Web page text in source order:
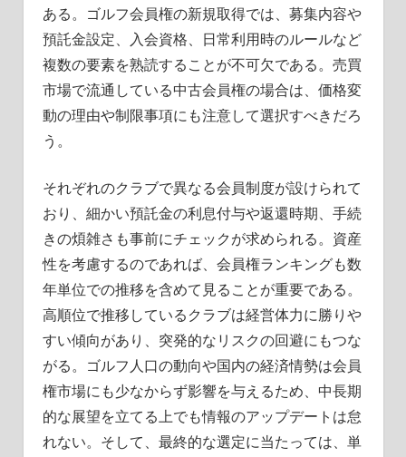
ある。ゴルフ会員権の新規取得では、募集内容や
預託金設定、入会資格、日常利用時のルールなど
複数の要素を熟読することが不可欠である。売買
市場で流通している中古会員権の場合は、価格変
動の理由や制限事項にも注意して選択すべきだろ
う。
それぞれのクラブで異なる会員制度が設けられて
おり、細かい預託金の利息付与や返還時期、手続
きの煩雑さも事前にチェックが求められる。資産
性を考慮するのであれば、会員権ランキングも数
年単位での推移を含めて見ることが重要である。
高順位で推移しているクラブは経営体力に勝りや
すい傾向があり、突発的なリスクの回避にもつな
がる。ゴルフ人口の動向や国内の経済情勢は会員
権市場にも少なからず影響を与えるため、中長期
的な展望を立てる上でも情報のアップデートは怠
れない。そして、最終的な選定に当たっては、単